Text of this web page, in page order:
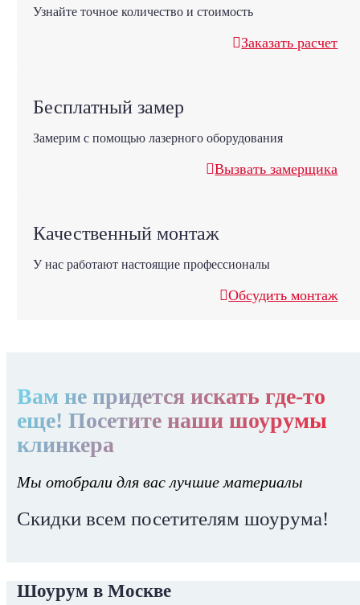
Узнайте точное количество и стоимость
Заказать расчет
Бесплатный замер
Замерим с помощью лазерного оборудования
Вызвать замерщика
Качественный монтаж
У нас работают настоящие профессионалы
Обсудить монтаж
Вам не придется искать где-то
еще! Посетите наши шоурумы
клинкера
Мы отобрали для вас лучшие материалы
Скидки всем посетителям шоурума!
Шоурум в Москве